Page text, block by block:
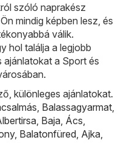
szóló naprakész
mindig képben lesz, és
válik.
hol találja a legjobb
a Sport és
különleges ajánlatokat.
Balassagyarmat
Baja Ács
, Balatonfüred Ajka